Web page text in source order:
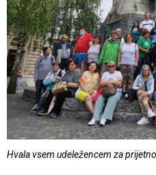
Hvala vsem udeležencem za